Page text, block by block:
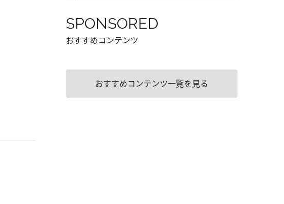
SPONSORED
おすすめコンテンツ
おすすめコンテンツ一覧を見る